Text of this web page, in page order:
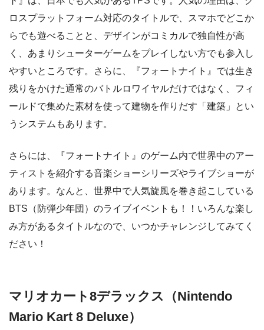
ロスプラットフォーム対応のタイトルで、スマホでどこか
らでも遊べることと、デザインがコミカルで独自性が高
く、あまりシューターゲームをプレイしない方でも参入し
やすいところです。さらに、『フォートナイト』では生き
残りをかけた通常のバトルロワイヤルだけではなく、フィ
ールドで集めた素材を使って建物を作りだす「建築」とい
うシステムもあります。
さらには、『フォートナイト』のゲーム内で世界中のアー
ティストを紹介する音楽ショーシリーズやライブショーが
あります。なんと、世界中で人気旋風を巻き起こしている
BTS（防弾少年団）のライブイベントも！！いろんな楽し
み方があるタイトルなので、いつかチャレンジしてみてく
ださい！
マリオカート8デラックス（Nintendo
Mario Kart 8 Deluxe）